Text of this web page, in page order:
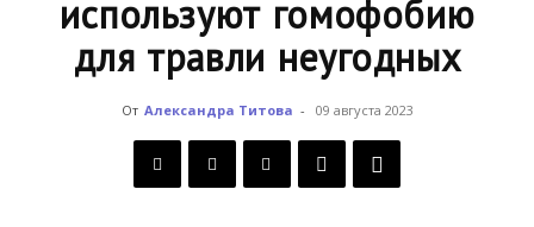
Новости
Кыргызстана
используют гомофобию
для травли неугодных
От Александра Титова - 09 августа 2023